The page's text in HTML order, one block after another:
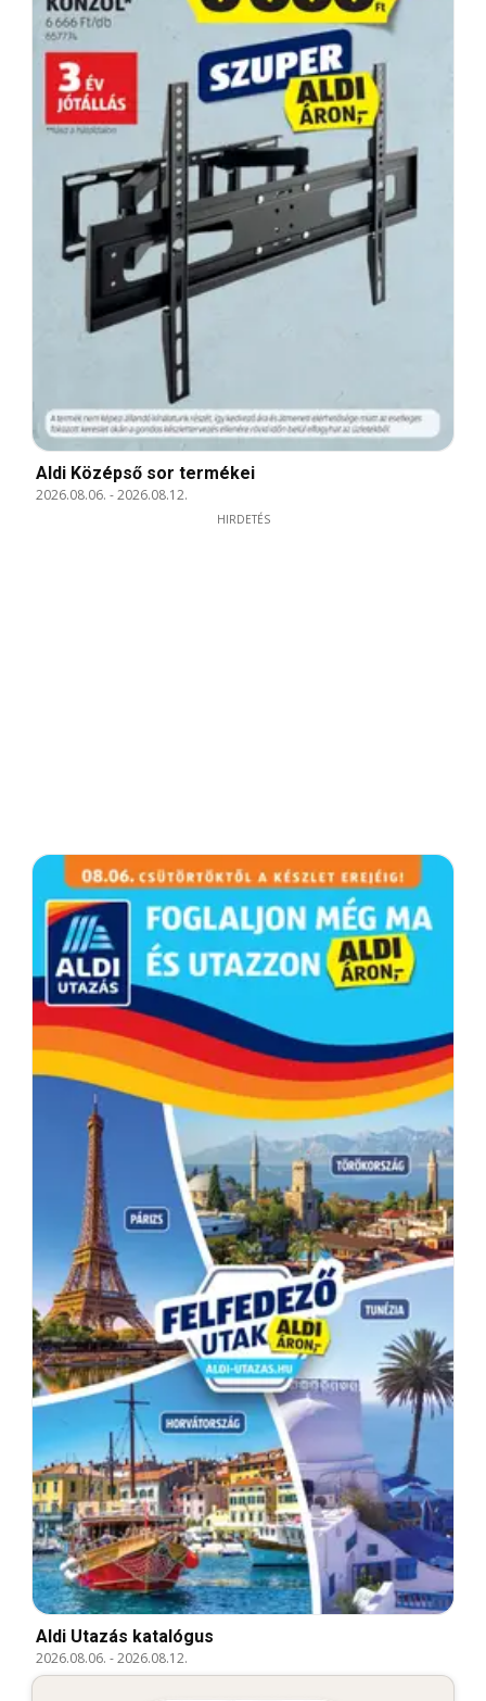
Aldi Középső sor termékei
2026.08.06. -2026.08.12.
HIRDETÉS
Aldi Utazás katalógus
2026.08.06. -2026.08.12.